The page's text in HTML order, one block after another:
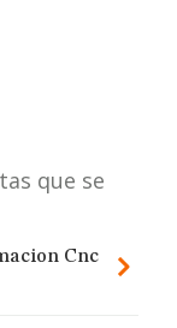
que se
Cnc